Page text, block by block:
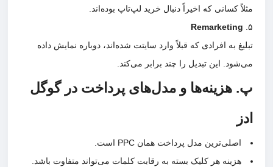
مثلاً کسانی که اخیراً دنبال خرید لپ‌تاپ بوده‌اند.
۵. Remarketing
تبلیغ به افرادی که قبلاً وارد سایتت شده‌اند، دوباره نمایش داده
می‌شود. این تبدیل را چند برابر می‌کند.
پ. هزینه‌ها و مدل‌های پرداخت در گوگل
ادز
اصلی‌ترین مدل پرداخت همان PPC است.
هزینه هر کلیک بسته به رقابت کلمات می‌تواند متفاوت باشد.